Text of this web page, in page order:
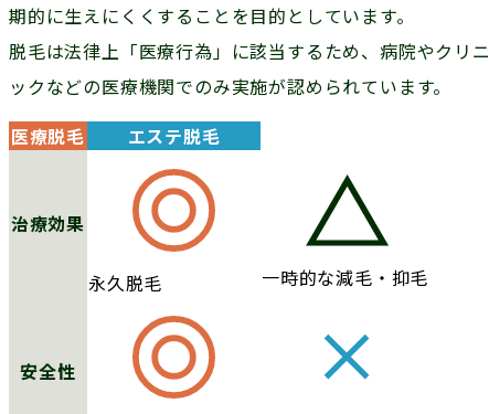
期的に生えにくくすることを目的としています。
脱毛は法律上「医療行為」に該当するため、病院やクリニ
ックなどの医療機関でのみ実施が認められています。
医療脱毛
エステ脱毛
治療効果
永久脱毛 一時的な減毛・抑毛
安全性